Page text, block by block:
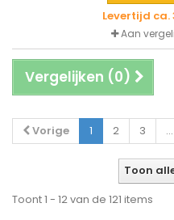
Levertijd
Aan
Vergelijken (0)
Vorige 1 2 3 ...
Toon
Toont 1 - 12 van de 121 items